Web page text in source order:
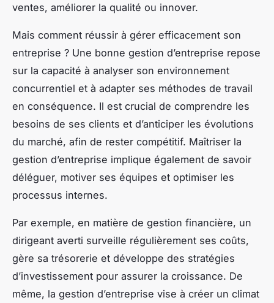
ventes, améliorer la qualité ou innover.
Mais comment réussir à gérer efficacement son
entreprise ? Une bonne gestion d’entreprise repose
sur la capacité à analyser son environnement
concurrentiel et à adapter ses méthodes de travail
en conséquence. Il est crucial de comprendre les
besoins de ses clients et d’anticiper les évolutions
du marché, afin de rester compétitif. Maîtriser la
gestion d’entreprise implique également de savoir
déléguer, motiver ses équipes et optimiser les
processus internes.
Par exemple, en matière de gestion financière, un
dirigeant averti surveille régulièrement ses coûts,
gère sa trésorerie et développe des stratégies
d’investissement pour assurer la croissance. De
même, la gestion d’entreprise vise à créer un climat